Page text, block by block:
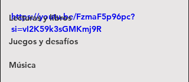
Lecturas y libros
Juegos y desafíos
Música
https://youtu.be/FzmaF5p96pc?
si=vI2K59k3sGMKmj9R